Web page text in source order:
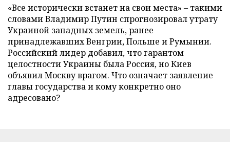
«Все исторически встанет на свои места» – такими
словами Владимир Путин спрогнозировал утрату
Украиной западных земель, ранее
принадлежавших Венгрии, Польше и Румынии.
Российский лидер добавил, что гарантом
целостности Украины была Россия, но Киев
объявил Москву врагом. Что означает заявление
главы государства и кому конкретно оно
адресовано?